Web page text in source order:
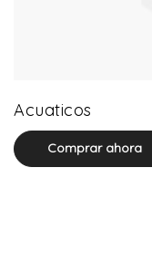
Acuaticos
Comprar ahora